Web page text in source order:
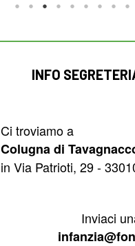
INFO
Ci troviamo a
Colugna di
in Via Patrioti, 29 -
Inviaci